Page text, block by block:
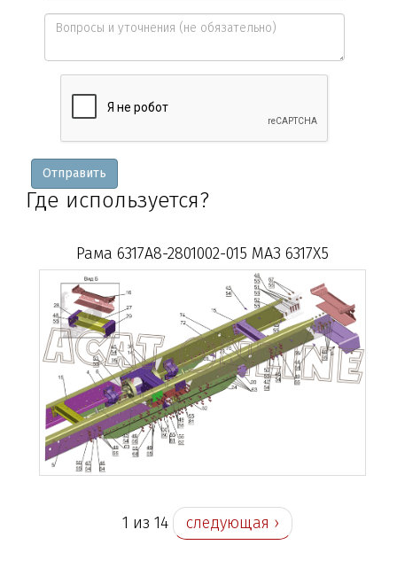
*
E-
mail
Вопросы
уточнения
Отправить
Где используется?
Рама 6317A8-2801002-015 МАЗ 6317X5
1 из 14 следующая ›